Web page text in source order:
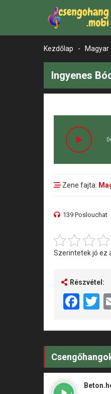
Kezdőlap - Magyar
Ingyenes
Zene fajta:
139 Poslouchat
Szerintetek jó ez
Részvétel: